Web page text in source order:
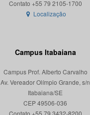
Localização
Campus Itabaiana
Campus Prof. Alberto Carvalho
Av. Vereador Olímpio Grande, s/n
Itabaiana/SE
CEP 49506-036